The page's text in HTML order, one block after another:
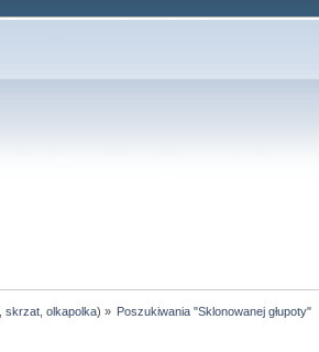
skrzat, olkapolka) » Poszukiwania "Sklonowanej głupoty"